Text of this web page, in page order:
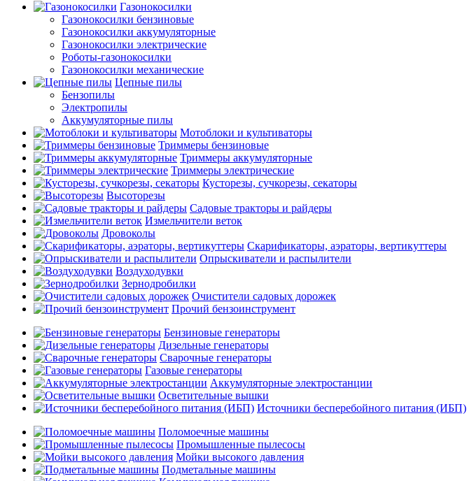
Газонокосилки
Газонокосилки бензиновые
Газонокосилки аккумуляторные
Газонокосилки электрические
Роботы-газонокосилки
Газонокосилки механические
Цепные пилы
Бензопилы
Электропилы
Аккумуляторные пилы
Мотоблоки и культиваторы
Триммеры бензиновые
Триммеры аккумуляторные
Триммеры электрические
Кусторезы, сучкорезы, секаторы
Высоторезы
Садовые тракторы и райдеры
Измельчители веток
Дровоколы
Скарификаторы, аэраторы, вертикуттеры
Опрыскиватели и распылители
Воздуходувки
Зернодробилки
Очистители садовых дорожек
Прочий бензоинструмент
Бензиновые генераторы
Дизельные генераторы
Сварочные генераторы
Газовые генераторы
Аккумуляторные электростанции
Осветительные вышки
Источники бесперебойного питания (ИБП)
Поломоечные машины
Промышленные пылесосы
Мойки высокого давления
Подметальные машины